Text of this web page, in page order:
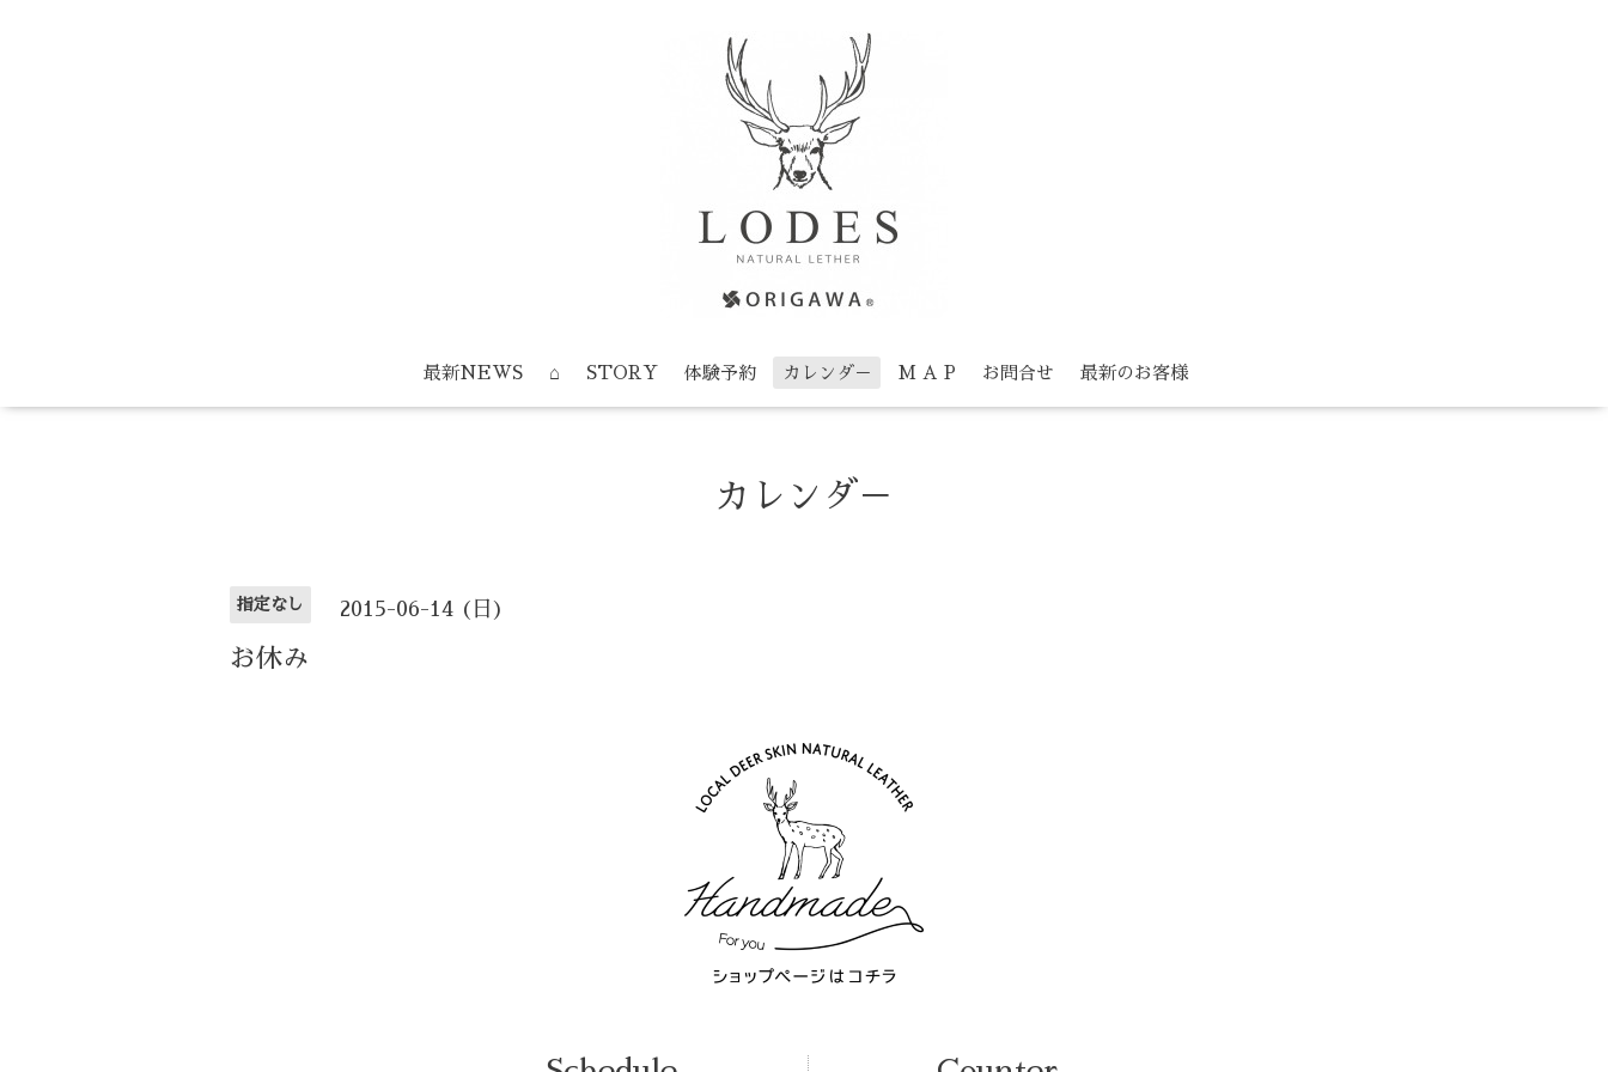
最新NEWS ⌂ STORY 体験予約 カレンダ－ M A P お問合せ 最新のお客様
カレンダ－
指定なし 2015-06-14 (日)
お休み